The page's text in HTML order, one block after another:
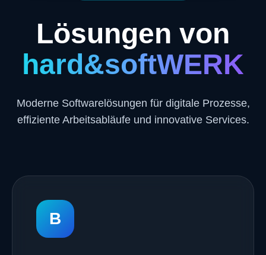
Lösungen von
hard&softWERK
Moderne Softwarelösungen für digitale Prozesse,
effiziente Arbeitsabläufe und innovative Services.
B